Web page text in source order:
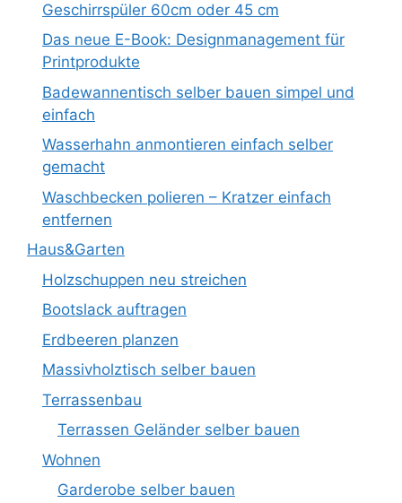
Geschirrspüler 60cm oder 45 cm
Das neue E-Book: Designmanagement für
Printprodukte
Badewannentisch selber bauen simpel und
einfach
Wasserhahn anmontieren einfach selber
gemacht
Waschbecken polieren – Kratzer einfach
entfernen
Haus&Garten
Holzschuppen neu streichen
Bootslack auftragen
Erdbeeren planzen
Massivholztisch selber bauen
Terrassenbau
Terrassen Geländer selber bauen
Wohnen
Garderobe selber bauen